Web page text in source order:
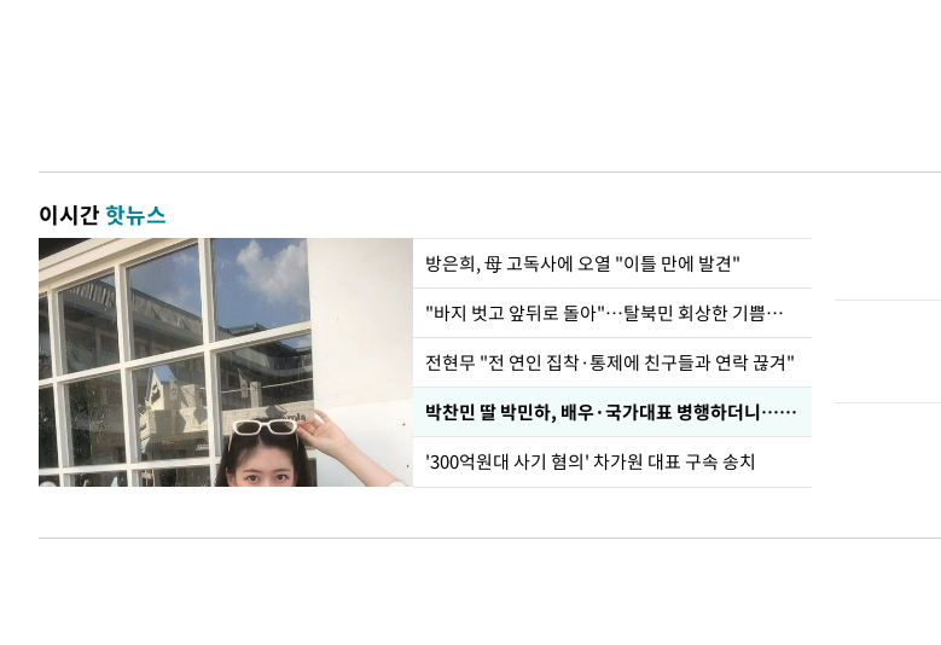
이시간핫뉴스
방은희, 母 고독사에 오열 "이틀 만에 발견"
"바지 벗고 앞뒤로 돌아"…탈북민 회상한 기쁨조 검사
전현무 "전 연인 집착·통제에 친구들과 연락 끊겨"
박찬민 딸 박민하, 배우·국가대표 병행하더니…근황이
'300억원대 사기 혐의' 차가원 대표 구속 송치